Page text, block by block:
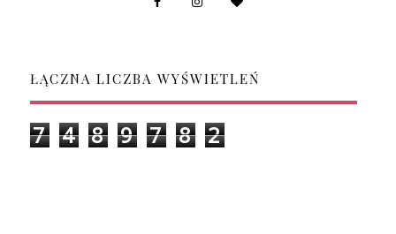
ŁĄCZNA LICZBA WYŚWIETLEŃ
7 4 8 9 7 8 2